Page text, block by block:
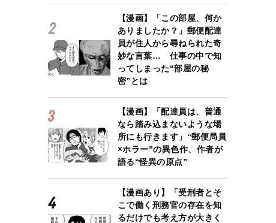
【漫画】「この部屋、何か
ありましたか？」郵便配達
員が住人から尋ねられた奇
妙な言葉… 仕事の中で知
ってしまった“部屋の秘
密”とは
【漫画】「配達員は、普通
なら踏み込まないような場
所にも行きます」“郵便局員
×ホラー”の異色作、作者が
語る“怪異の原点”
【漫画あり】「受刑者とそ
こで働く刑務官の存在を知
るだけでも考え方が大きく